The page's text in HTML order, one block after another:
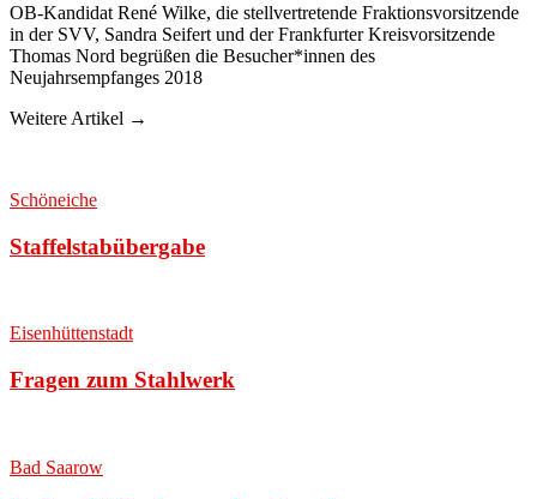
OB-Kandidat René Wilke, die stellvertretende Fraktionsvorsitzende
in der SVV, Sandra Seifert und der Frankfurter Kreisvorsitzende
Thomas Nord begrüßen die Besucher*innen des
Neujahrsempfanges 2018
Weitere Artikel →
Schöneiche
Staffelstabübergabe
Eisenhüttenstadt
Fragen zum Stahlwerk
Bad Saarow